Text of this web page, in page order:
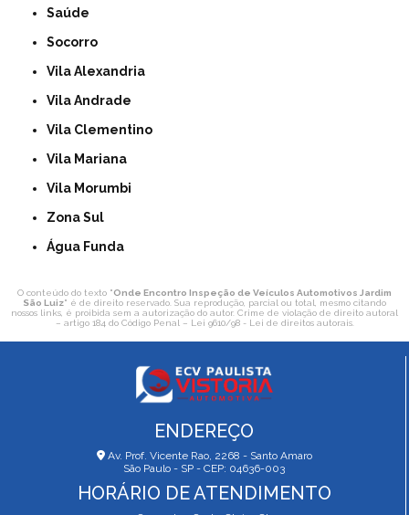
Saúde
Socorro
Vila Alexandria
Vila Andrade
Vila Clementino
Vila Mariana
Vila Morumbi
Zona Sul
Água Funda
O conteúdo do texto "Onde Encontro Inspeção de Veículos Automotivos Jardim
São Luiz" é de direito reservado. Sua reprodução, parcial ou total, mesmo citando
nossos links, é proibida sem a autorização do autor. Crime de violação de direito autoral
– artigo 184 do Código Penal – Lei 9610/98 - Lei de direitos autorais.
ENDEREÇO
Av. Prof. Vicente Rao, 2268 - Santo Amaro
São Paulo - SP - CEP: 04636-003
HORÁRIO DE ATENDIMENTO